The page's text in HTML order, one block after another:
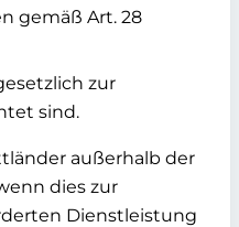
gemäß Art. 28
zur
sind.
außerhalb der
dies zur
Dienstleistung